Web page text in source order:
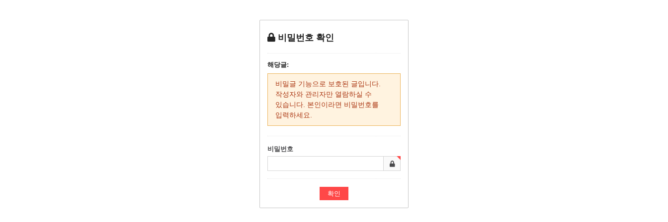
비밀번호 확인
해당글:
비밀글 기능으로 보호된 글입니다.
작성자와 관리자만 열람하실 수
있습니다. 본인이라면 비밀번호를
입력하세요.
비밀번호